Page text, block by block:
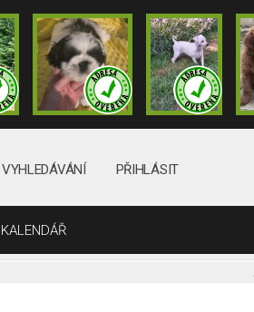
VYHLEDÁVÁNÍ PŘIHLÁSIT
KALENDÁŘ